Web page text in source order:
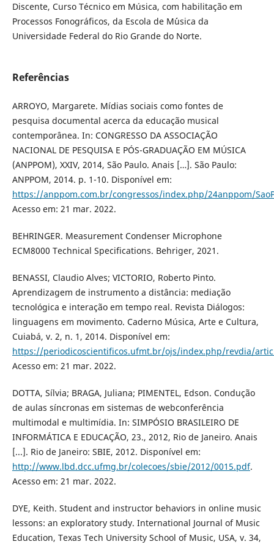
Discente, Curso Técnico em Música, com habilitação em
Processos Fonográficos, da Escola de M´´usica da
Universidade Federal do Rio Grande do Norte.
Referências
ARROYO, Margarete. Mídias sociais como fontes de
pesquisa documental acerca da educação musical
contemporânea. In: CONGRESSO DA ASSOCIAÇÃO
NACIONAL DE PESQUISA E PÓS-GRADUAÇÃO EM MÚSICA
(ANPPOM), XXIV, 2014, São Paulo. Anais […]. São Paulo:
ANPPOM, 2014. p. 1-10. Disponível em:
https://anppom.com.br/congressos/index.php/24anppom/
Acesso em: 21 mar. 2022.
BEHRINGER. Measurement Condenser Microphone
ECM8000 Technical Specifications. Behriger, 2021.
BENASSI, Claudio Alves; VICTORIO, Roberto Pinto.
Aprendizagem de instrumento a distância: mediação
tecnológica e interação em tempo real. Revista Diálogos:
linguagens em movimento. Caderno Música, Arte e Cultura,
Cuiabá, v. 2, n. 1, 2014. Disponível em:
https://periodicoscientificos.ufmt.br/ojs/index.php/revdia/
Acesso em: 21 mar. 2022.
DOTTA, Sílvia; BRAGA, Juliana; PIMENTEL, Edson. Condução
de aulas síncronas em sistemas de webconferência
multimodal e multimídia. In: SIMPÓSIO BRASILEIRO DE
INFORMÁTICA E EDUCAÇÃO, 23., 2012, Rio de Janeiro. Anais
[...]. Rio de Janeiro: SBIE, 2012. Disponível em:
http://www.lbd.dcc.ufmg.br/colecoes/sbie/2012/0015.pdf.
Acesso em: 21 mar. 2022.
DYE, Keith. Student and instructor behaviors in online music
lessons: an exploratory study. International Journal of Music
Education, Texas Tech University School of Music, USA, v. 34,